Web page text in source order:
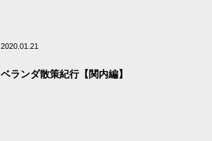
2020.01.21
ベランダ散策紀行【関内編】